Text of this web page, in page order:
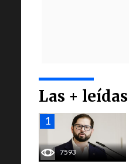
Las + leídas
7593